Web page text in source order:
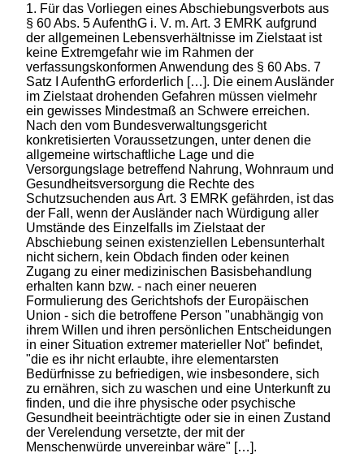
1. Für das Vorliegen eines Abschiebungsverbots aus
§ 60 Abs. 5 AufenthG i. V. m. Art. 3 EMRK aufgrund
der allgemeinen Lebensverhältnisse im Zielstaat ist
keine Extremgefahr wie im Rahmen der
verfassungskonformen Anwendung des § 60 Abs. 7
Satz I AufenthG erforderlich […]. Die einem Ausländer
im Zielstaat drohenden Gefahren müssen vielmehr
ein gewisses Mindestmaß an Schwere erreichen.
Nach den vom Bundesverwaltungsgericht
konkretisierten Voraussetzungen, unter denen die
allgemeine wirtschaftliche Lage und die
Versorgungslage betreffend Nahrung, Wohnraum und
Gesundheitsversorgung die Rechte des
Schutzsuchenden aus Art. 3 EMRK gefährden, ist das
der Fall, wenn der Ausländer nach Würdigung aller
Umstände des Einzelfalls im Zielstaat der
Abschiebung seinen existenziellen Lebensunterhalt
nicht sichern, kein Obdach finden oder keinen
Zugang zu einer medizinischen Basisbehandlung
erhalten kann bzw. - nach einer neueren
Formulierung des Gerichtshofs der Europäischen
Union - sich die betroffene Person "unabhängig von
ihrem Willen und ihren persönlichen Entscheidungen
in einer Situation extremer materieller Not" befindet,
"die es ihr nicht erlaubte, ihre elementarsten
Bedürfnisse zu befriedigen, wie insbesondere, sich
zu ernähren, sich zu waschen und eine Unterkunft zu
finden, und die ihre physische oder psychische
Gesundheit beeinträchtigte oder sie in einen Zustand
der Verelendung versetzte, der mit der
Menschenwürde unvereinbar wäre" […].